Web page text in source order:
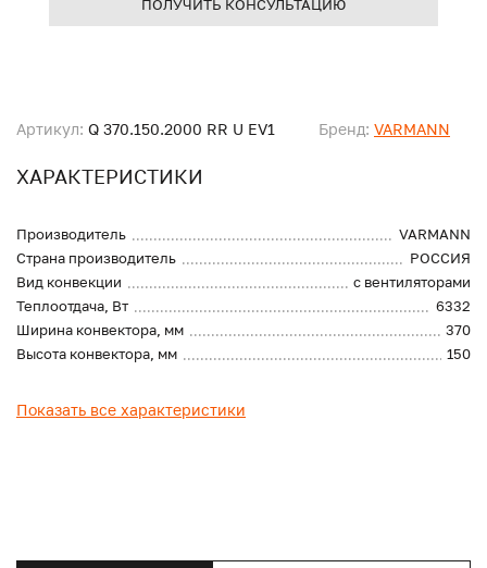
Артикул: Q 370.150.2000 RR U EV1 Бренд: VARMANN
ХАРАКТЕРИСТИКИ
Производитель
VARMANN
Страна производитель
РОССИЯ
Вид конвекции
с вентиляторами
Теплоотдача, Вт
6332
Ширина конвектора, мм
370
Высота конвектора, мм
150
Показать все характеристики
ПОЛУЧИТЬ КОНСУЛЬТАЦИЮ